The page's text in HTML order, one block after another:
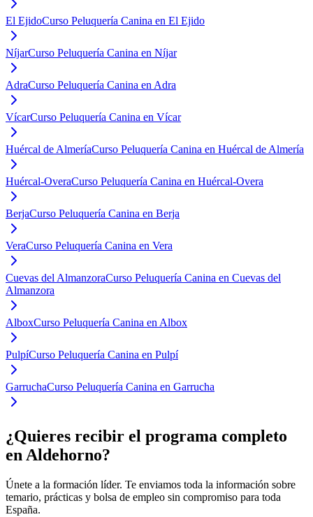
El EjidoCurso Peluquería Canina en El Ejido
NíjarCurso Peluquería Canina en Níjar
AdraCurso Peluquería Canina en Adra
VícarCurso Peluquería Canina en Vícar
Huércal de AlmeríaCurso Peluquería Canina en Huércal de Almería
Huércal-OveraCurso Peluquería Canina en Huércal-Overa
BerjaCurso Peluquería Canina en Berja
VeraCurso Peluquería Canina en Vera
Cuevas del AlmanzoraCurso Peluquería Canina en Cuevas del
Almanzora
AlboxCurso Peluquería Canina en Albox
PulpíCurso Peluquería Canina en Pulpí
GarruchaCurso Peluquería Canina en Garrucha
¿Quieres recibir el programa completo
en Aldehorno?
Únete a la formación líder. Te enviamos toda la información sobre
temario, prácticas y bolsa de empleo sin compromiso para toda
España.